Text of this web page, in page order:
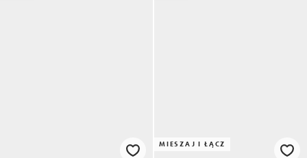
MIESZAJ I ŁĄCZ